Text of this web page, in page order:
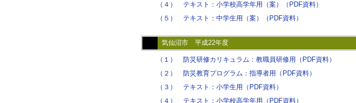
（４） テキスト：小学校高学年用（案）（PDF資料）
（５） テキスト：中学生用（案）（PDF資料）
気仙沼市 平成22年度
（１） 防災研修カリキュラム：教職員研修用（PDF資料）
（２） 防災教育プログラム：指導者用（PDF資料）
（３） テキスト：小学生用（PDF資料）
（４） テキスト：小学校高学年用（PDF資料）